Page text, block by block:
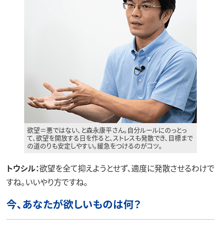
欲望＝悪ではない、と森永康平さん。自分ルールにのっとっ
て、欲望を開放する日を作ると、ストレスも発散でき、目標まで
の道のりも安定しやすい。緩急をつけるのがコツ。
トウシル：欲望を全て抑えようとせず、適度に発散させるわけで
すね。いいやり方ですね。
今、あなたが欲しいものは何？